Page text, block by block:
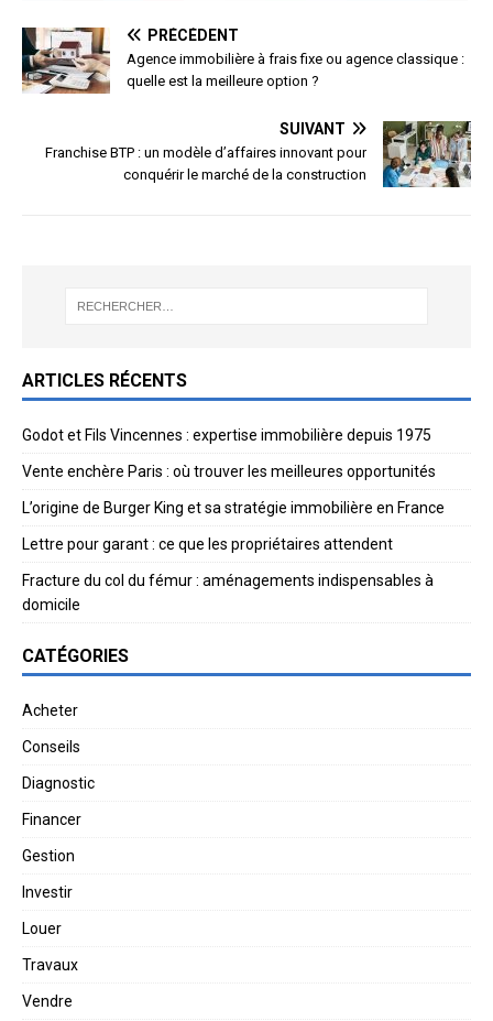
PRÉCÉDENT
Agence immobilière à frais fixe ou agence classique :
quelle est la meilleure option ?
SUIVANT
Franchise BTP : un modèle d’affaires innovant pour
conquérir le marché de la construction
ARTICLES RÉCENTS
Godot et Fils Vincennes : expertise immobilière depuis 1975
Vente enchère Paris : où trouver les meilleures opportunités
L’origine de Burger King et sa stratégie immobilière en France
Lettre pour garant : ce que les propriétaires attendent
Fracture du col du fémur : aménagements indispensables à
domicile
CATÉGORIES
Acheter
Conseils
Diagnostic
Financer
Gestion
Investir
Louer
Travaux
Vendre